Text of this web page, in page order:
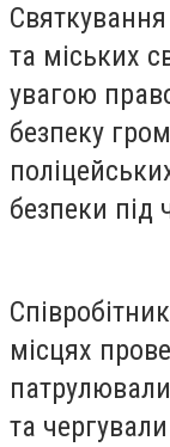
Святкування
та міських
увагою
безпеку
безпеки під
місцях
та